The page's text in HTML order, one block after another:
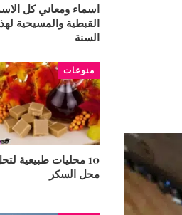
اسماء ومعاني كل
القبطية والمسيحية
السنة
منوعات
10 محليات طبيعية
محل السكر